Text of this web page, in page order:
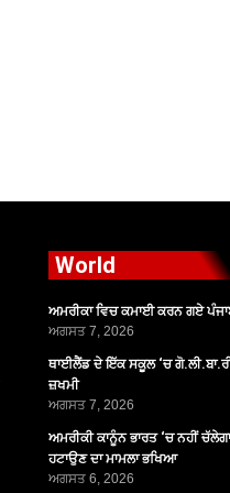
World
ਅਮਰੀਕਾ ਵਿਚ ਕਮਾਈ ਕਰਨ ਗਏ
ਅਗਸਤ 7, 2026
ਥਾਈਲੈਂਡ ਦੇ ਇੱਕ ਸਕੂਲ ‘ਚ
ਜ਼ਖਮੀ
ਅਗਸਤ 7, 2026
ਅਮਰੀਕੀ ਕਾਨੂੰਨ ਭਾਰਤ ‘ਚ ਨਹੀਂ
ਹਟਾਉਣ ਦਾ ਮਾਮਲਾ ਭਖਿਆ
ਅਗਸਤ 6, 2026